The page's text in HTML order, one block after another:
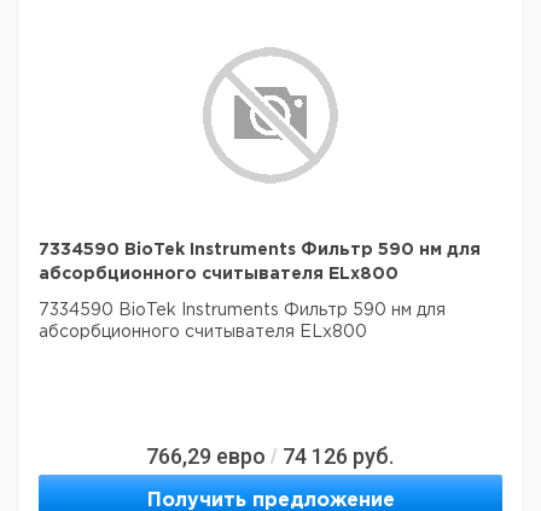
7334590 BioTek Instruments Фильтр 590 нм для
абсорбционного считывателя ELx800
7334590 BioTek Instruments Фильтр 590 нм для
абсорбционного считывателя ELx800
766,29 евро / 74 126 руб.
Получить предложение